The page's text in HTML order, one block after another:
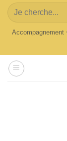
Skip
content
Search
for:
Accompagnement